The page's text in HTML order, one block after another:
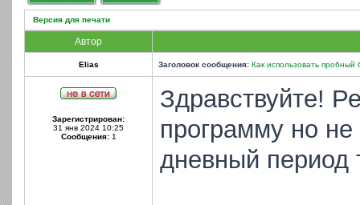
Версия для печати
Автор
Elias Заголовок сообщения: Как использовать
Зарегистрирован:
31 янв 2024 10:25
Сообщения:1
Здравствуйте!
программу но
дневный период